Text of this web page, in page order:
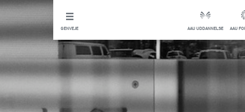
GENVEJE AAU UDDANNELSE AAU